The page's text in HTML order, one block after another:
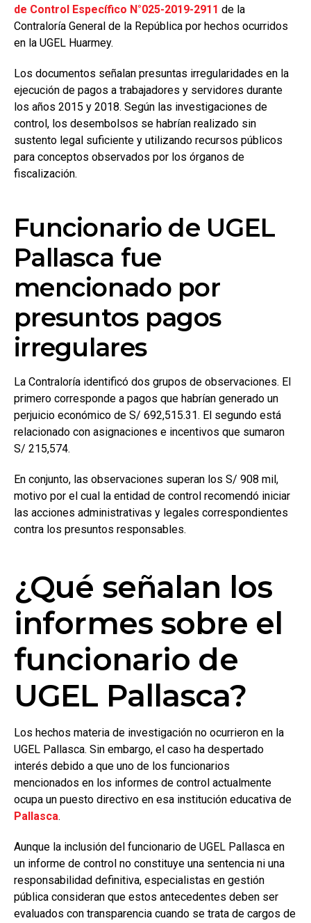
de Control Específico N°025-2019-2911 de la
Contraloría General de la República por hechos ocurridos
en la UGEL Huarmey.
Los documentos señalan presuntas irregularidades en la
ejecución de pagos a trabajadores y servidores durante
los años 2015 y 2018. Según las investigaciones de
control, los desembolsos se habrían realizado sin
sustento legal suficiente y utilizando recursos públicos
para conceptos observados por los órganos de
fiscalización.
Funcionario de UGEL
Pallasca fue
mencionado por
presuntos pagos
irregulares
La Contraloría identificó dos grupos de observaciones. El
primero corresponde a pagos que habrían generado un
perjuicio económico de S/ 692,515.31. El segundo está
relacionado con asignaciones e incentivos que sumaron
S/ 215,574.
En conjunto, las observaciones superan los S/ 908 mil,
motivo por el cual la entidad de control recomendó iniciar
las acciones administrativas y legales correspondientes
contra los presuntos responsables.
¿Qué señalan los
informes sobre el
funcionario de
UGEL Pallasca?
Los hechos materia de investigación no ocurrieron en la
UGEL Pallasca. Sin embargo, el caso ha despertado
interés debido a que uno de los funcionarios
mencionados en los informes de control actualmente
ocupa un puesto directivo en esa institución educativa de
Pallasca.
Aunque la inclusión del funcionario de UGEL Pallasca en
un informe de control no constituye una sentencia ni una
responsabilidad definitiva, especialistas en gestión
pública consideran que estos antecedentes deben ser
evaluados con transparencia cuando se trata de cargos de